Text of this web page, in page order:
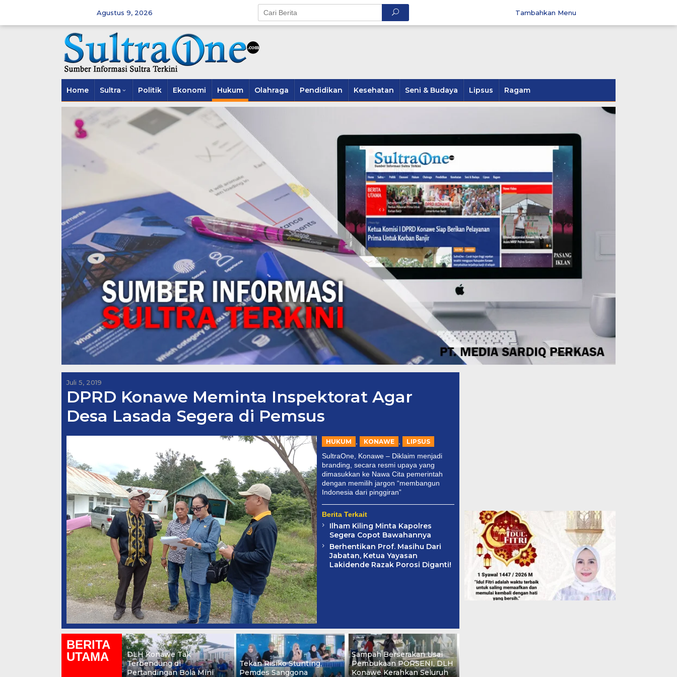
Agustus 9, 2026 Tambahkan Menu
Home Sultra Politik Ekonomi Hukum Olahraga Pendidikan Kesehatan Seni & Budaya Lipsus Ragam
Juli 5, 2019
DPRD Konawe Meminta Inspektorat Agar
Desa Lasada Segera di Pemsus
HUKUM , KONAWE , LIPSUS
SultraOne, Konawe – Diklaim menjadi
branding, secara resmi upaya yang
dimasukkan ke Nawa Cita pemerintah
dengan memilih jargon “membangun
Indonesia dari pinggiran”
Berita Terkait
Ilham Kiling Minta Kapolres
Segera Copot Bawahannya
Berhentikan Prof. Masihu Dari
Jabatan, Ketua Yayasan
Lakidende Razak Porosi Diganti!
BERITA
UTAMA
DLH Konawe Tak
Terbendung di
Pertandingan Bola Mini
Tekan Risiko Stunting,
Pemdes Sanggona
Sampah Berserakan Usai
Pembukaan PORSENI, DLH
Konawe Kerahkan Seluruh